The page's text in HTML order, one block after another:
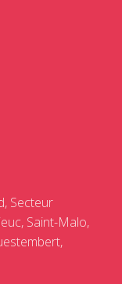
Secteur
Saint-Malo,